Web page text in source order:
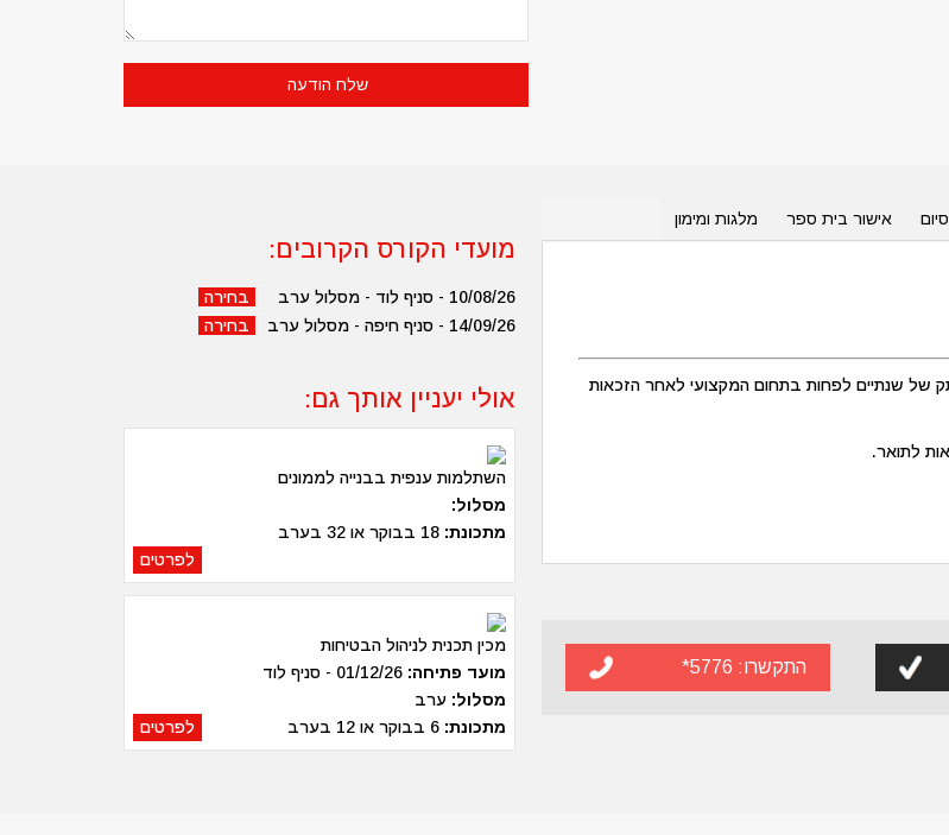
אישור בית ספר מלגות ומימון
של שנתיים לפחות בתחום המקצועי לאחר הזכאות
התקשרו: 5776*
מועדי הקורס הקרובים:
10/08/26 - סניף לוד - מסלול ערב
בחירה
14/09/26 - סניף חיפה - מסלול ערב
בחירה
אולי יעניין אותך גם:
השתלמות ענפית בבנייה לממונים
מסלול:
מתכונת: 18 בבוקר או 32 בערב
לפרטים
מכין תכנית לניהול הבטיחות
מועד פתיחה: 01/12/26 - סניף לוד
מסלול: ערב
מתכונת: 6 בבוקר או 12 בערב לפרטים